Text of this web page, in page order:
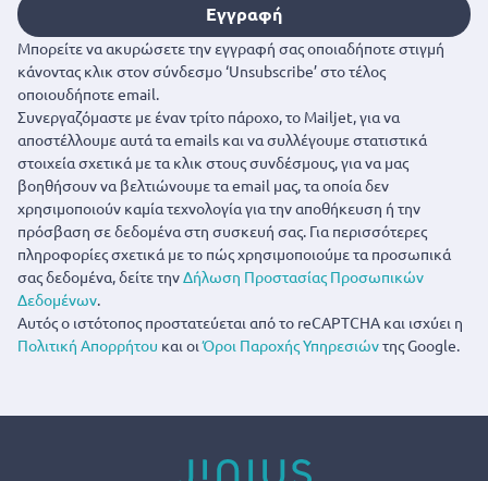
Εγγραφή
Μπορείτε να ακυρώσετε την εγγραφή σας οποιαδήποτε στιγμή
κάνοντας κλικ στον σύνδεσμο ‘Unsubscribe’ στο τέλος
οποιουδήποτε email.
Συνεργαζόμαστε με έναν τρίτο πάροχο, το Mailjet, για να
αποστέλλουμε αυτά τα emails και να συλλέγουμε στατιστικά
στοιχεία σχετικά με τα κλικ στους συνδέσμους, για να μας
βοηθήσουν να βελτιώνουμε τα email μας, τα οποία δεν
χρησιμοποιούν καμία τεχνολογία για την αποθήκευση ή την
πρόσβαση σε δεδομένα στη συσκευή σας. Για περισσότερες
πληροφορίες σχετικά με το πώς χρησιμοποιούμε τα προσωπικά
σας δεδομένα, δείτε τηνΔήλωση Προστασίας Προσωπικών
Δεδομένων.
Αυτός ο ιστότοπος προστατεύεται από το reCAPTCHA και ισχύει η
Πολιτική Απορρήτου και οιΌροι Παροχής Υπηρεσιώντης Google.